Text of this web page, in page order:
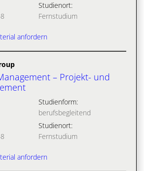
Studienort:
Fernstudium
anfordern
– Projekt- und
Studienform:
berufsbegleitend
Studienort:
Fernstudium
anfordern